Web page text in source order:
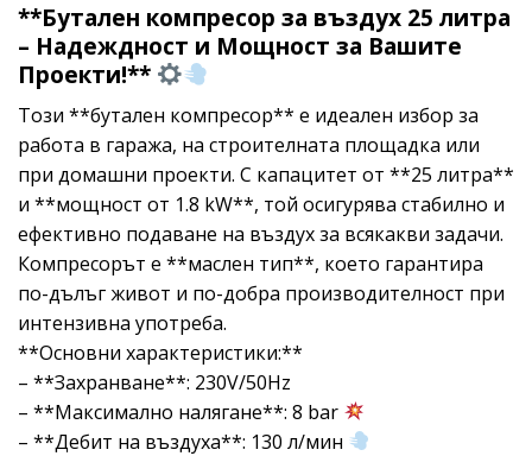
**Бутален компресор за въздух 25 литра
– Надеждност и Мощност за Вашите
Проекти!**
Този **бутален компресор** е идеален избор за
работа в гаража, на строителната площадка или
при домашни проекти. С капацитет от **25 литра**
и **мощност от 1.8 kW**, той осигурява стабилно и
ефективно подаване на въздух за всякакви задачи.
Компресорът е **маслен тип**, което гарантира
по-дълъг живот и по-добра производителност при
интензивна употреба.
**Основни характеристики:**
– **Захранване**: 230V/50Hz
– **Максимално налягане**: 8 bar
– **Дебит на въздуха**: 130 л/мин